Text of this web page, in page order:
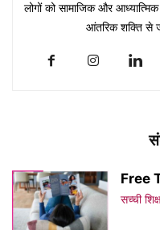
लोगों को सामाजिक और
आंतरिक शक्ति से
Free
सच्ची